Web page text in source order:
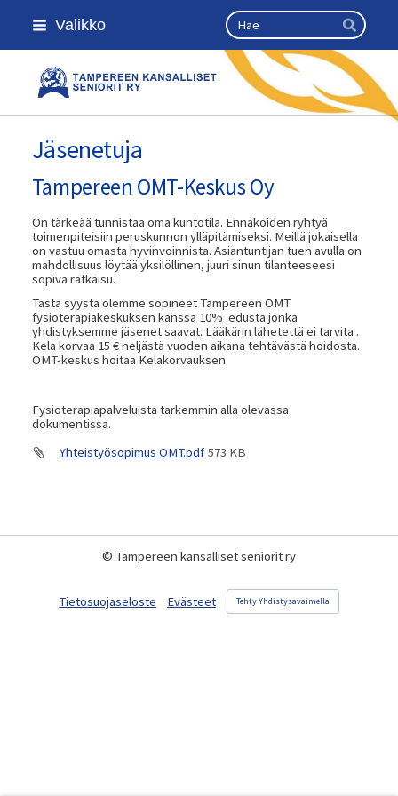
Siirry
sivun
Valikko Haku
Hae
Kansallinen senioriliitto
Jäsenetuja
Tampereen OMT-Keskus Oy
On tärkeää tunnistaa oma kuntotila. Ennakoiden ryhtyä
toimenpiteisiin peruskunnon ylläpitämiseksi. Meillä jokaisella
on vastuu omasta hyvinvoinnista. Asiantuntijan tuen avulla on
mahdollisuus löytää yksilöllinen, juuri sinun tilanteeseesi
sopiva ratkaisu.
Tästä syystä olemme sopineet Tampereen OMT
fysioterapiakeskuksen kanssa 10% edusta jonka
yhdistyksemme jäsenet saavat. Lääkärin lähetettä ei tarvita .
Kela korvaa 15 € neljästä vuoden aikana tehtävästä hoidosta.
OMT-keskus hoitaa Kelakorvauksen.
Fysioterapiapalveluista tarkemmin alla olevassa
dokumentissa.
Yhteistyösopimus OMT.pdf 573 KB
© Tampereen kansalliset seniorit ry
Tietosuojaseloste Evästeet Tehty Yhdistysavaimella